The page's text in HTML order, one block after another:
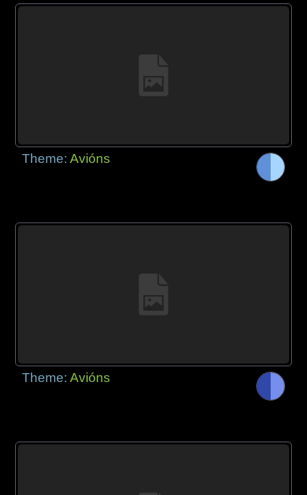
Theme:Avións
Theme:Avións